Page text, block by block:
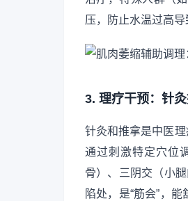
压，防止水温过高导
3. 理疗干预：针
针灸和推拿是中医
通过刺激特定穴位
骨）、三阴交（小
陷处，是“筋会”，